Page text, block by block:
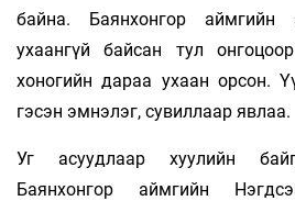
байна. Баянхонгор аймгийн
ухаангүй байсан тул
хоногийн дараа ухаан орсон.
гэсэн эмнэлэг, сувиллаар явлаа.
Уг асуудлаар хуулийн
Баянхонгор аймгийн